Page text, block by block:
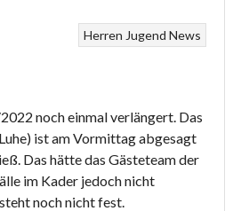
Herren Jugend News
noch einmal verlängert. Das
ist am Vormittag abgesagt
Das hätte das Gästeteam der
im Kader jedoch nicht
noch nicht fest.